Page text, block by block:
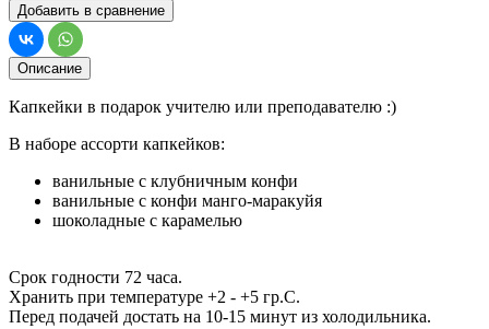
Добавить в сравнение
Описание
Капкейки в подарок учителю или преподавателю :)
В наборе ассорти капкейков:
ванильные с клубничным конфи
ванильные с конфи манго-маракуйя
шоколадные с карамелью
Срок годности 72 часа.
Хранить при температуре +2 - +5 гр.С.
Перед подачей достать на 10-15 минут из холодильника.